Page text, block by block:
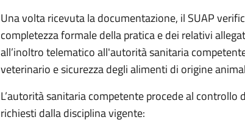
Una volta ricevuta la documentazione, il SUAP
completezza formale della pratica e dei relativi
all’inoltro telematico all'autorità sanitaria
veterinario e sicurezza degli alimenti di origine
L’autorità sanitaria competente procede al
richiesti dalla disciplina vigente: